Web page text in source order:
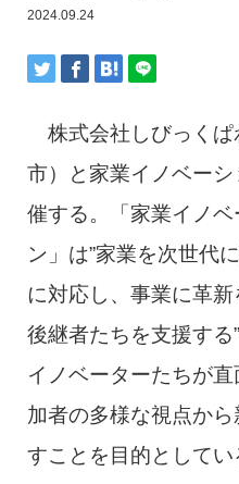
2024.09.24
株式会社しびっくぱ
市）と家業イノベー
催する。「家業イノ
ン」は”家業を次世代
に対応し、事業に革
後継者たちを支援す
イノベーターたちが
加者の多様な視点か
すことを目的としてい